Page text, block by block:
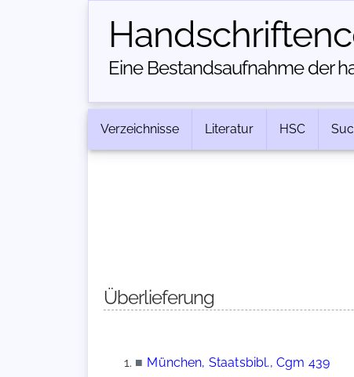
Eine Bestandsaufnahme der
Verzeichnisse Literatur HSC
Überlieferung
■ München, Staatsbibl., Cgm 439